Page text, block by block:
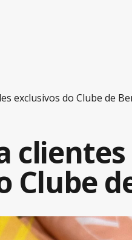
exclusivos do Clube de
Clube